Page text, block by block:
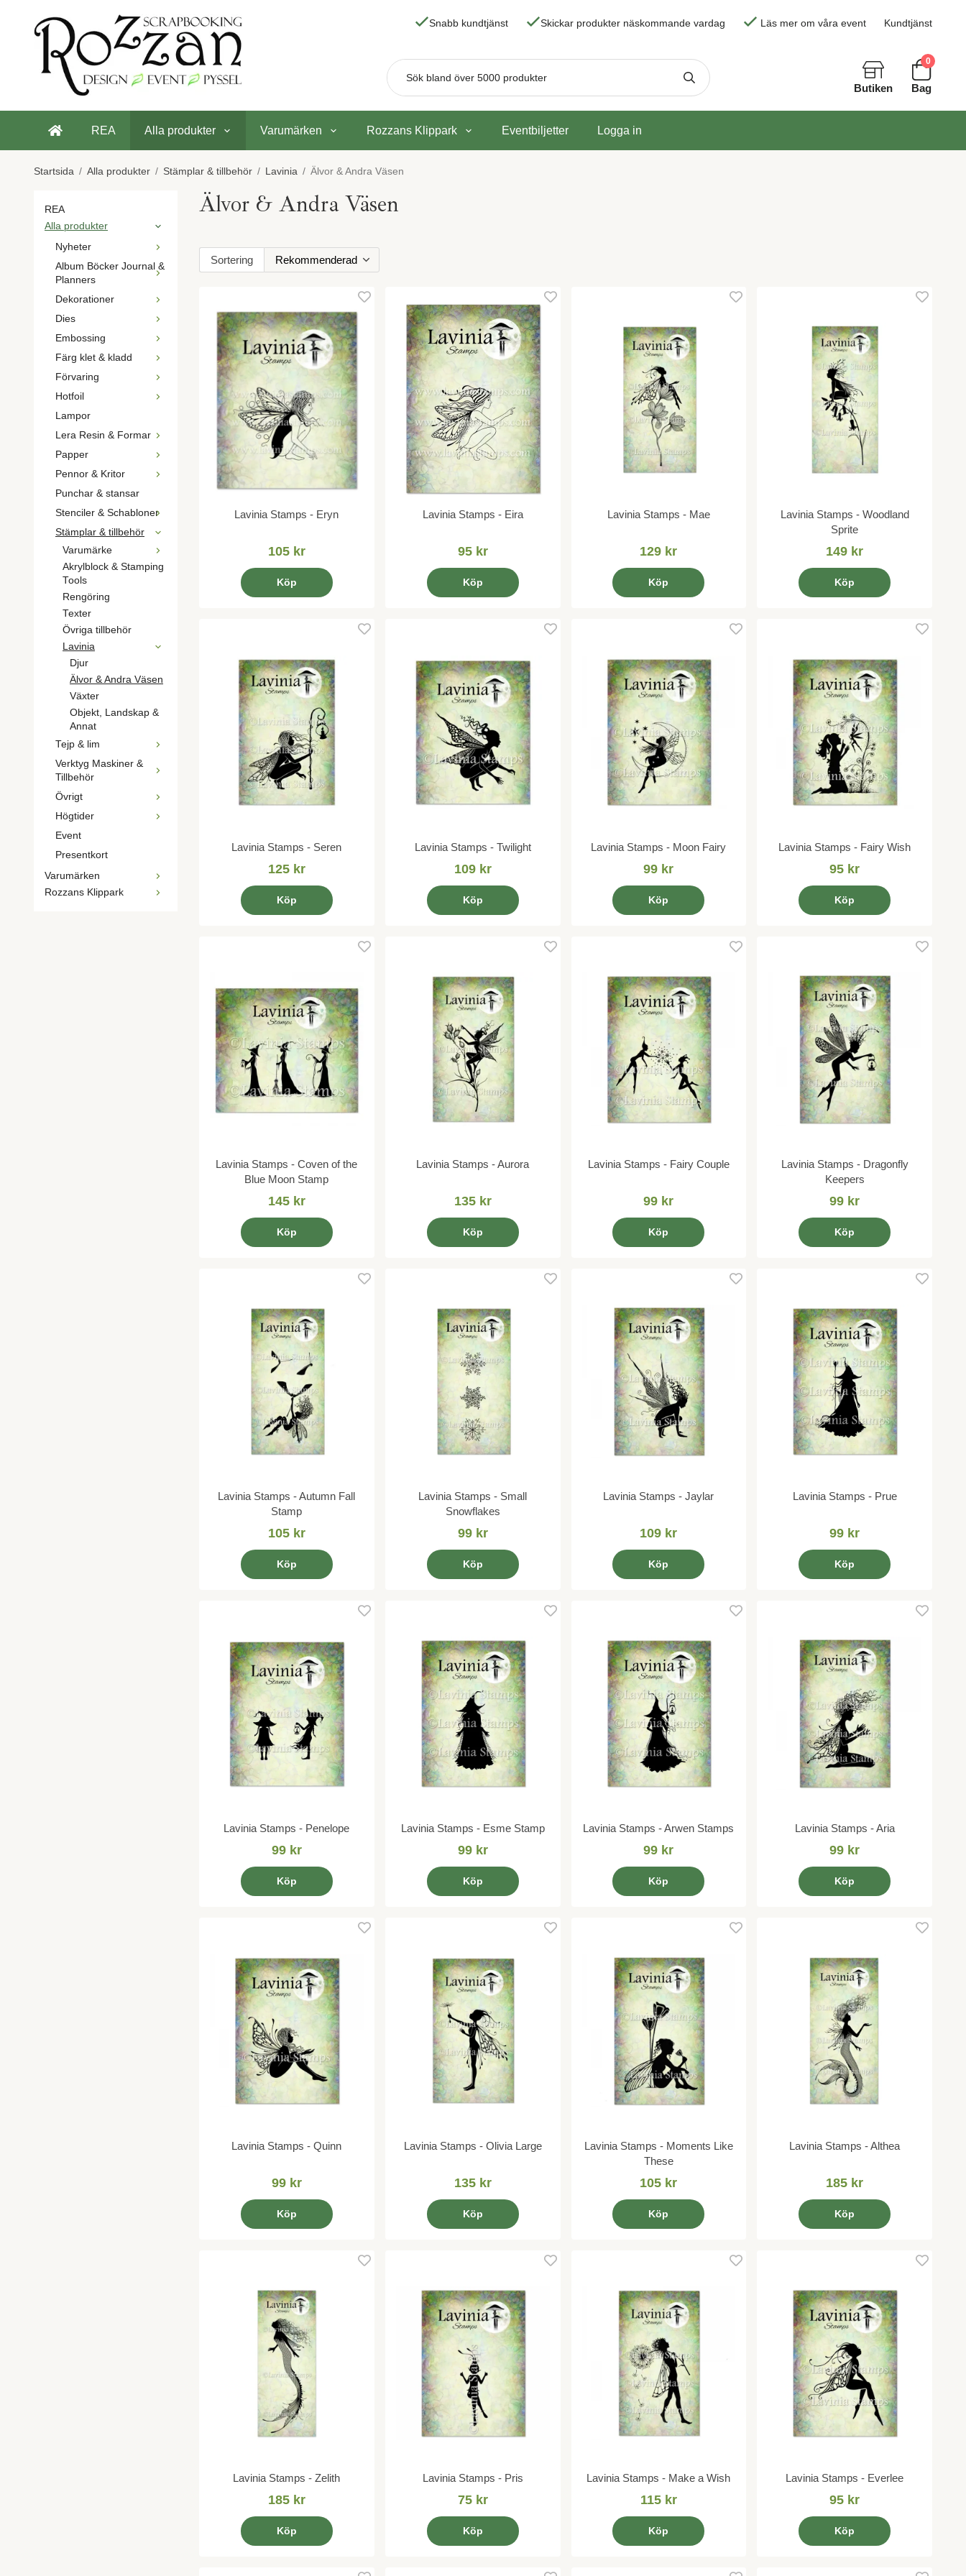
Snabb kundtjänst Skickar produkter näskommande vardag Läs mer om våra event Kundtjänst
Butiken Bag
0
REA Alla produkter Varumärken Rozzans Klippark Eventbiljetter Logga in
Startsida / Alla produkter / Stämplar & tillbehör / Lavinia / Älvor & Andra Väsen
REA
Alla produkter
Nyheter
Album Böcker Journal &
Planners
Dekorationer
Dies
Embossing
Färg klet & kladd
Förvaring
Hotfoil
Lampor
Lera Resin & Formar
Papper
Pennor & Kritor
Punchar & stansar
Stenciler & Schabloner
Stämplar & tillbehör
Varumärke
Akrylblock & Stamping
Tools
Rengöring
Texter
Övriga tillbehör
Lavinia
Djur
Älvor & Andra Väsen
Växter
Objekt, Landskap &
Annat
Tejp & lim
Verktyg Maskiner &
Tillbehör
Övrigt
Högtider
Event
Presentkort
Varumärken
Rozzans Klippark
Älvor & Andra Väsen
Sortering
Lavinia Stamps - Eryn
105 kr
Köp
Lavinia Stamps - Eira
95 kr
Köp
Lavinia Stamps - Mae
129 kr
Köp
Lavinia Stamps - Woodland
Sprite
149 kr
Köp
Lavinia Stamps - Seren
125 kr
Köp
Lavinia Stamps - Twilight
109 kr
Köp
Lavinia Stamps - Moon Fairy
99 kr
Köp
Lavinia Stamps - Fairy Wish
95 kr
Köp
Lavinia Stamps - Coven of the
Blue Moon Stamp
145 kr
Köp
Lavinia Stamps - Aurora
135 kr
Köp
Lavinia Stamps - Fairy Couple
99 kr
Köp
Lavinia Stamps - Dragonfly
Keepers
99 kr
Köp
Lavinia Stamps - Autumn Fall
Stamp
105 kr
Köp
Lavinia Stamps - Small
Snowflakes
99 kr
Köp
Lavinia Stamps - Jaylar
109 kr
Köp
Lavinia Stamps - Prue
99 kr
Köp
Lavinia Stamps - Penelope
99 kr
Köp
Lavinia Stamps - Esme Stamp
99 kr
Köp
Lavinia Stamps - Arwen Stamps
99 kr
Köp
Lavinia Stamps - Aria
99 kr
Köp
Lavinia Stamps - Quinn
99 kr
Köp
Lavinia Stamps - Olivia Large
135 kr
Köp
Lavinia Stamps - Moments Like
These
105 kr
Köp
Lavinia Stamps - Althea
185 kr
Köp
Lavinia Stamps - Zelith
185 kr
Köp
Lavinia Stamps - Pris
75 kr
Köp
Lavinia Stamps - Make a Wish
115 kr
Köp
Lavinia Stamps - Everlee
95 kr
Köp